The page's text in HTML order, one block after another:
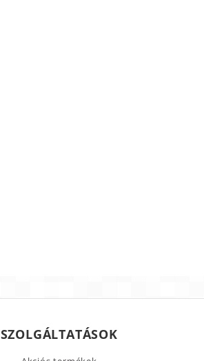
SZOLGÁLTATÁSOK